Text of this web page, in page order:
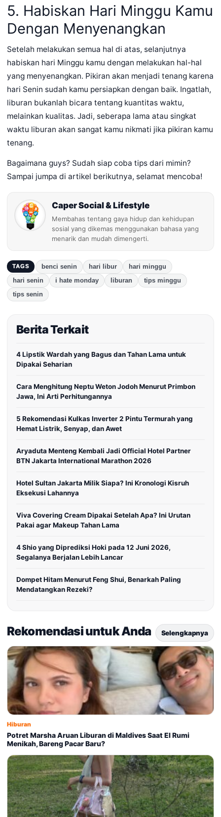
5. Habiskan Hari Minggu Kamu
Dengan Menyenangkan
Setelah melakukan semua hal di atas, selanjutnya
habiskan hari Minggu kamu dengan melakukan hal-hal
yang menyenangkan. Pikiran akan menjadi tenang karena
hari Senin sudah kamu persiapkan dengan baik. Ingatlah,
liburan bukanlah bicara tentang kuantitas waktu,
melainkan kualitas. Jadi, seberapa lama atau singkat
waktu liburan akan sangat kamu nikmati jika pikiran kamu
tenang.
Bagaimana guys? Sudah siap coba tips dari mimin?
Sampai jumpa di artikel berikutnya, selamat mencoba!
Caper Social & Lifestyle
Membahas tentang gaya hidup dan kehidupan
sosial yang dikemas menggunakan bahasa yang
menarik dan mudah dimengerti.
TAGS benci senin hari libur
hari minggu
hari senin
i hate monday liburan
tips minggu
tips senin
Berita Terkait
4 Lipstik Wardah yang Bagus dan Tahan Lama untuk
Dipakai Seharian
Cara Menghitung Neptu Weton Jodoh Menurut Primbon
Jawa, Ini Arti Perhitungannya
5 Rekomendasi Kulkas Inverter 2 Pintu Termurah yang
Hemat Listrik, Senyap, dan Awet
Aryaduta Menteng Kembali Jadi Official Hotel Partner
BTN Jakarta International Marathon 2026
Hotel Sultan Jakarta Milik Siapa? Ini Kronologi Kisruh
Eksekusi Lahannya
Viva Covering Cream Dipakai Setelah Apa? Ini Urutan
Pakai agar Makeup Tahan Lama
4 Shio yang Diprediksi Hoki pada 12 Juni 2026,
Segalanya Berjalan Lebih Lancar
Dompet Hitam Menurut Feng Shui, Benarkah Paling
Mendatangkan Rezeki?
Rekomendasi untuk Anda Selengkapnya
Hiburan
Potret Marsha Aruan Liburan di Maldives Saat El Rumi
Menikah, Bareng Pacar Baru?